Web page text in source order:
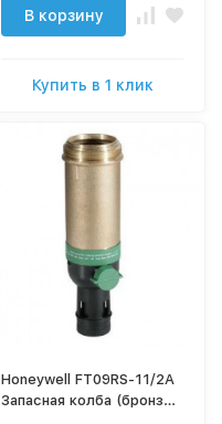
В корзину
Купить в 1 клик
Honeywell FT09RS-11/2A
Запасная колба (бронза)